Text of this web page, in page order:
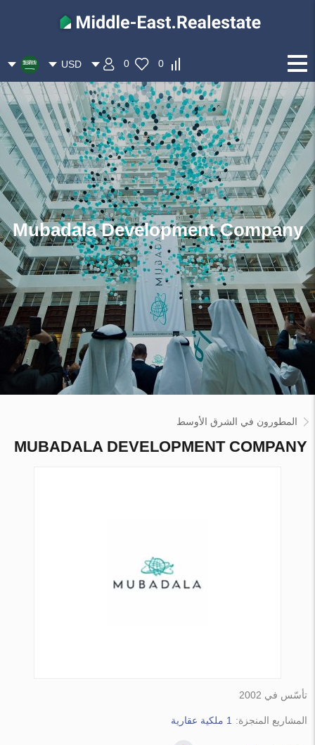
0
0
USD
Mubadala Development Company
المطورون في الشرق الأوسط
MUBADALA DEVELOPMENT COMPANY
تأسّس في 2002
المشاريع المنجزة: 1 ملكية عقارية